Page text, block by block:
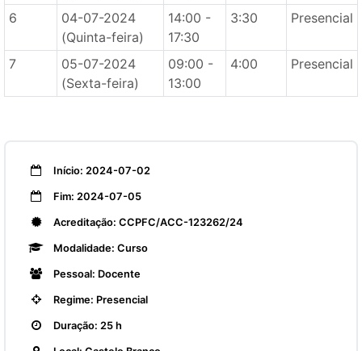
6
04-07-2024
(Quinta-feira)
14:00 -
17:30
3:30 Presencial
7
05-07-2024
(Sexta-feira)
09:00 -
13:00
4:00 Presencial
Início: 2024-07-02
Fim: 2024-07-05
Acreditação: CCPFC/ACC-123262/24
Modalidade: Curso
Pessoal: Docente
Regime: Presencial
Duração: 25 h